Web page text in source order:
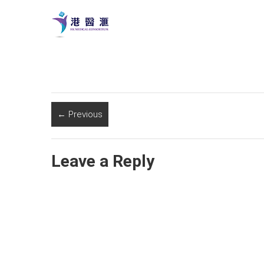
← Previous
Leave a Reply